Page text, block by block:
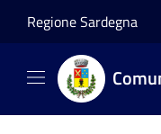
Regione Sardegna